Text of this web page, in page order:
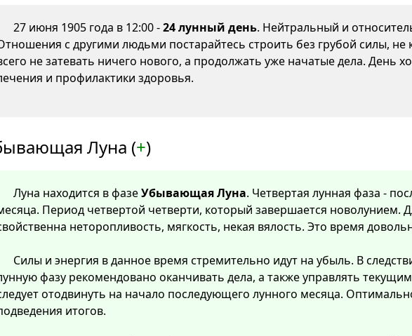
27 июня 1905 года в 12:00 -24 лунный день. Нейтральный и
с другими людьми постарайтесь строить без грубой силы,
не затевать ничего нового, а продолжать уже начатые дела. День
и профилактики здоровья.
Луна (+)
Луна находится в фазеУбывающая Луна. Четвертая лунная фаза -
Период четвертой четверти, который завершается новолунием.
неторопливость, мягкость, некая вялость. Это время
Силы и энергия в данное время стремительно идут на убыль. В
фазу рекомендовано оканчивать дела, а также управлять
отодвинуть на начало последующего лунного месяца.
итогов.